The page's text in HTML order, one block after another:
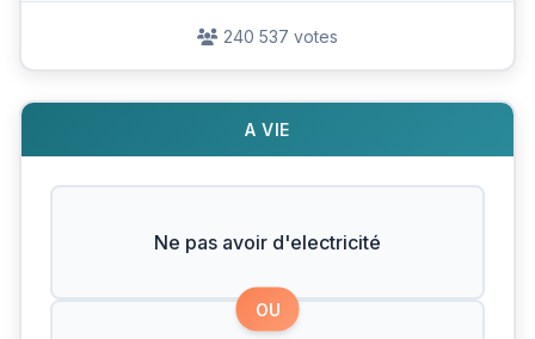
240 537 votes
A VIE
Ne pas avoir d'electricité
OU